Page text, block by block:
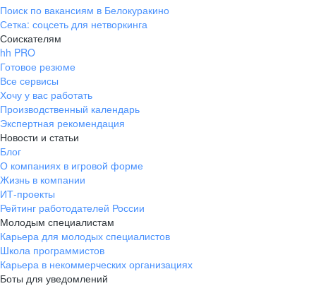
Поиск по вакансиям в Белокуракино
Сетка: соцсеть для нетворкинга
Соискателям
hh PRO
Готовое резюме
Все сервисы
Хочу у вас работать
Производственный календарь
Экспертная рекомендация
Новости и статьи
Блог
О компаниях в игровой форме
Жизнь в компании
ИТ-проекты
Рейтинг работодателей России
Молодым специалистам
Карьера для молодых специалистов
Школа программистов
Карьера в некоммерческих организациях
Боты для уведомлений